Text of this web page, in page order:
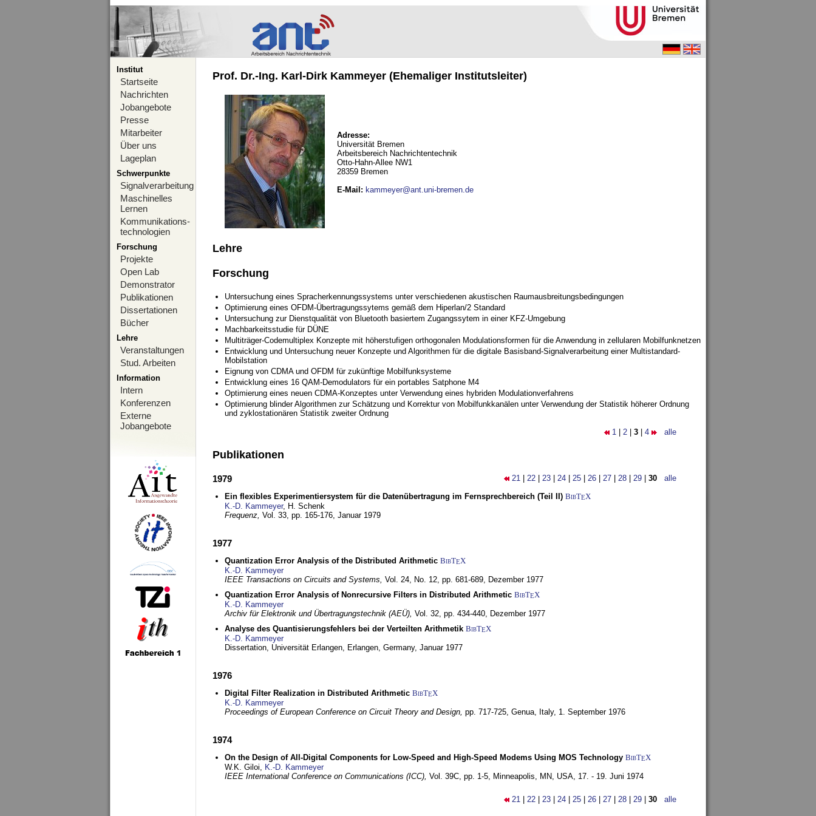
Institut
Startseite
Nachrichten
Jobangebote
Presse
Mitarbeiter
Über uns
Lageplan
Schwerpunkte
Signalverarbeitung
Maschinelles
Lernen
Kommunikations-
technologien
Forschung
Projekte
Open Lab
Demonstrator
Publikationen
Dissertationen
Bücher
Lehre
Veranstaltungen
Stud. Arbeiten
Information
Intern
Konferenzen
Externe
Jobangebote
Prof. Dr.-Ing. Karl-Dirk Kammeyer (Ehemaliger Institutsleiter)
Adresse:
Universität Bremen
Arbeitsbereich Nachrichtentechnik
Otto-Hahn-Allee NW1
28359 Bremen
E-Mail : kammeyer@ant.uni-bremen.de
Lehre
Forschung
Untersuchung eines Spracherkennungssystems unter verschiedenen akustischen Raumausbreitungsbedingungen
Optimierung eines OFDM-Übertragungssytems gemäß dem Hiperlan/2 Standard
Untersuchung zur Dienstqualität von Bluetooth basiertem Zugangssytem in einer KFZ-Umgebung
Machbarkeitsstudie für DÜNE
Multiträger-Codemultiplex Konzepte mit höherstufigen orthogonalen Modulationsformen für die Anwendung in zellularen Mobilfunknetzen
Entwicklung und Untersuchung neuer Konzepte und Algorithmen für die digitale Basisband-Signalverarbeitung einer Multistandard-
Mobilstation
Eignung von CDMA und OFDM für zukünftige Mobilfunksysteme
Entwicklung eines 16 QAM-Demodulators für ein portables Satphone M4
Optimierung eines neuen CDMA-Konzeptes unter Verwendung eines hybriden Modulationverfahrens
Optimierung blinder Algorithmen zur Schätzung und Korrektur von Mobilfunkkanälen unter Verwendung der Statistik höherer Ordnung
und zyklostationären Statistik zweiter Ordnung
1 2 3 4 alle
Publikationen
21 22 23 24 25 26 27 28 29 30 alle
1979
Ein flexibles Experimentiersystem für die Datenübertragung im Fernsprechbereich (Teil II) BibTEX
K.-D. Kammeyer, H. Schenk
Frequenz, Vol. 33, pp. 165-176, Januar 1979
1977
Quantization Error Analysis of the Distributed Arithmetic BibTEX
K.-D. Kammeyer
IEEE Transactions on Circuits and Systems, Vol. 24, No. 12, pp. 681-689, Dezember 1977
Quantization Error Analysis of Nonrecursive Filters in Distributed Arithmetic BibTEX
K.-D. Kammeyer
Archiv für Elektronik und Übertragungstechnik (AEÜ), Vol. 32, pp. 434-440, Dezember 1977
Analyse des Quantisierungsfehlers bei der Verteilten Arithmetik BibTEX
K.-D. Kammeyer
Dissertation, Universität Erlangen, Erlangen, Germany, Januar 1977
1976
Digital Filter Realization in Distributed Arithmetic BibTEX
K.-D. Kammeyer
Proceedings of European Conference on Circuit Theory and Design, pp. 717-725, Genua, Italy, 1. September 1976
1974
On the Design of All-Digital Components for Low-Speed and High-Speed Modems Using MOS Technology BibTEX
W.K. Giloi, K.-D. Kammeyer
IEEE International Conference on Communications (ICC), Vol. 39C, pp. 1-5, Minneapolis, MN, USA, 17. - 19. Juni 1974
21 22 23 24 25 26 27 28 29 30 alle